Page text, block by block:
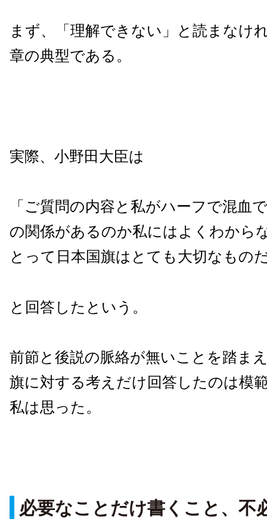
まず、「理解できない」と読まなけ
章の典型である。
実際、小野田大臣は
「ご質問の内容と私がハーフで混血
の関係があるのか私にはよくわから
とって日本国旗はとても大切なもの
と回答したという。
前節と後説の脈絡が無いことを踏ま
旗に対する考えだけ回答したのは模
私は思った。
必要なことだけ書くこと、不